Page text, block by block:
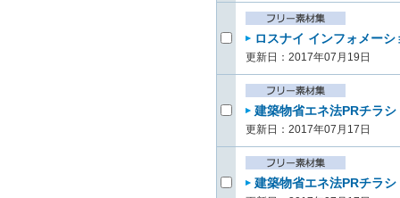
ロスナイ インフォメー
更新日：2017年07月19日
建築物省エネ法PRチラ
更新日：2017年07月17日
建築物省エネ法PRチラ